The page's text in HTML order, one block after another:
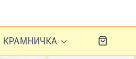
КРАМНИЧКА